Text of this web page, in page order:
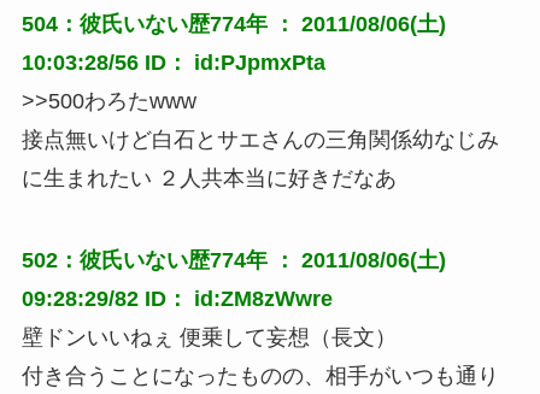
504：彼氏いない歴774年 ： 2011/08/06(土)
10:03:28/56 ID： id:PJpmxPta
>>500わろたwww
接点無いけど白石とサエさんの三角関係幼なじみ
に生まれたい ２人共本当に好きだなあ
502：彼氏いない歴774年 ： 2011/08/06(土)
09:28:29/82 ID： id:ZM8zWwre
壁ドンいいねぇ 便乗して妄想（長文）
付き合うことになったものの、相手がいつも通り